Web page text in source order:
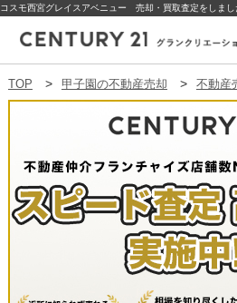
TOP 甲子園の不動産売却 不動産